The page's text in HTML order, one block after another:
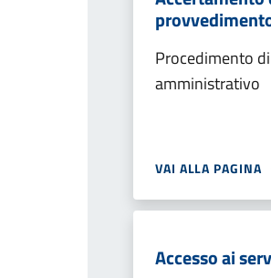
Procedimento
amministrativo
VAI ALLA PAGINA
Accesso ai